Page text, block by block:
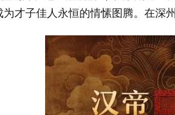
为才子佳人永恒的情愫图腾。在深州